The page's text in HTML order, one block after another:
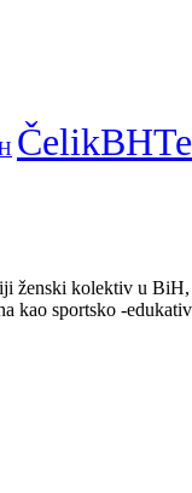
kolektiv u BiH,
kao sportsko -